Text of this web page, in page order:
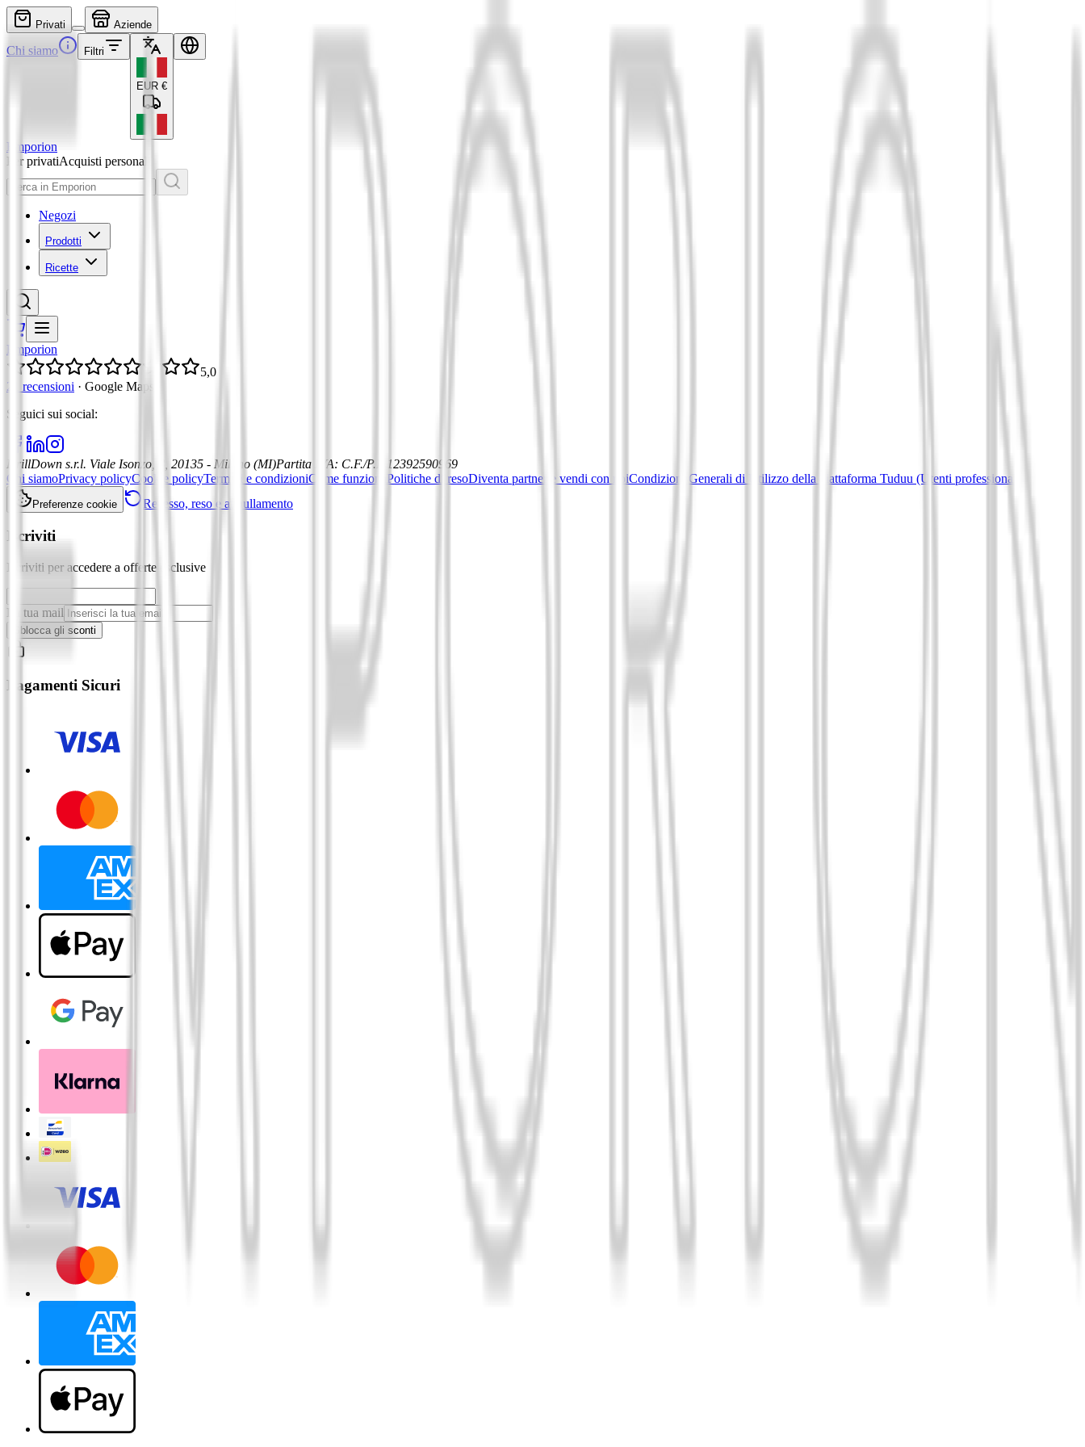
Privati Aziende
Chi siamo Filtri
EUR €
Emporion
Per privatiAcquisti personali
Negozi
Prodotti
Ricette
Emporion
5,0
21 recensioni · Google Maps
Seguici sui social:
DrillDown s.r.l. Viale Isonzo, 8, 20135 - Milano (MI)Partita IVA: C.F./P.I. 12392590969
Chi siamoPrivacy policyCookie policyTermini e condizioniCome funziona Politiche di resoDiventa partner e vendi con noiCondizioni Generali di Utilizzo della piattaforma Tuduu (Utenti professionali)
Preferenze cookie Recesso, reso e annullamento
Iscriviti
Iscriviti per accedere a offerte esclusive
La tua mail
Sblocca gli sconti
Pagamenti Sicuri